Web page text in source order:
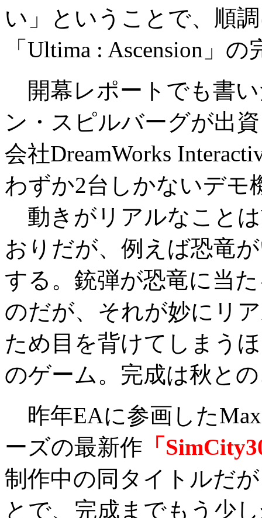
い」ということで、順
「Ultima : Ascension」
開幕レポートでも書
ン・スピルバーグが出
会社DreamWorks
わずか2台しかないデモ
動きがリアルなこと
おりだが、例えば恐竜
する。銃弾が恐竜に当
のだが、それが妙にリ
ため目を背けてしまう
のゲーム。完成は秋と
昨年EAに参画した
ーズの最新作 「
制作中の同タイトルだ
とで、完成までもう少